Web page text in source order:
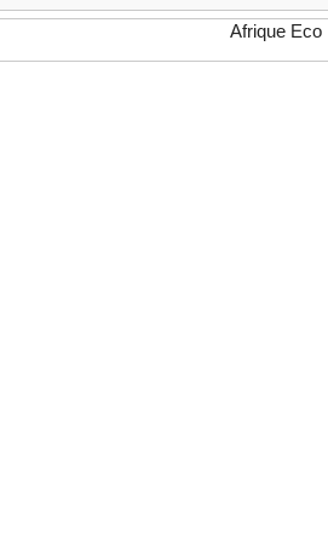
Afrique Eco